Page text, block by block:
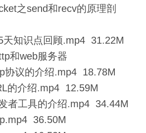
之send和recv的原理剖
知识点回顾.mp4 31.22M
和web服务器
议的介绍.mp4 18.78M
介绍.mp4 12.59M
工具的介绍.mp4 34.44M
36.50M